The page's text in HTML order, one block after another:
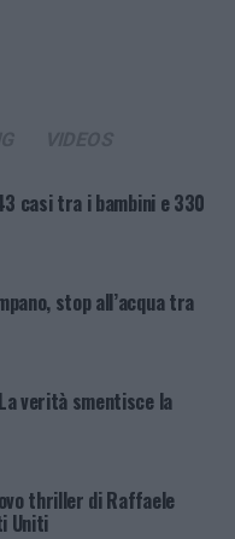
casi tra i bambini e 330
stop all’acqua tra
verità smentisce la
thriller di Raffaele
Uniti